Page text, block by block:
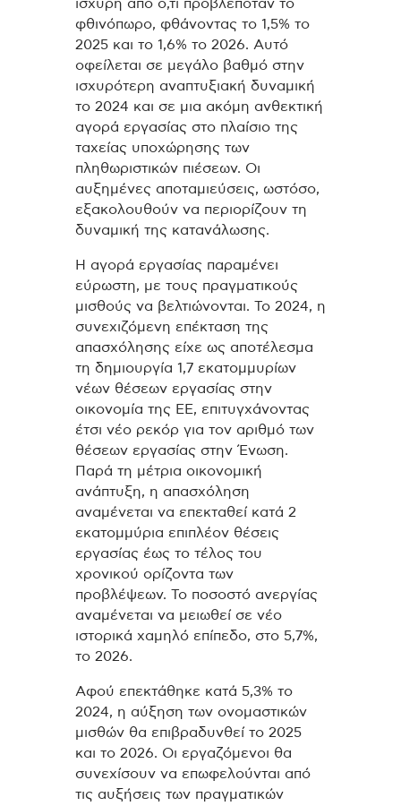
ισχυρή από ό,τι προβλεπόταν το
φθινόπωρο, φθάνοντας το 1,5% το
2025 και το 1,6% το 2026. Αυτό
οφείλεται σε μεγάλο βαθμό στην
ισχυρότερη αναπτυξιακή δυναμική
το 2024 και σε μια ακόμη ανθεκτική
αγορά εργασίας στο πλαίσιο της
ταχείας υποχώρησης των
πληθωριστικών πιέσεων. Οι
αυξημένες αποταμιεύσεις, ωστόσο,
εξακολουθούν να περιορίζουν τη
δυναμική της κατανάλωσης.
Η αγορά εργασίας παραμένει
εύρωστη, με τους πραγματικούς
μισθούς να βελτιώνονται. Το 2024, η
συνεχιζόμενη επέκταση της
απασχόλησης είχε ως αποτέλεσμα
τη δημιουργία 1,7 εκατομμυρίων
νέων θέσεων εργασίας στην
οικονομία της ΕΕ, επιτυγχάνοντας
έτσι νέο ρεκόρ για τον αριθμό των
θέσεων εργασίας στην Ένωση.
Παρά τη μέτρια οικονομική
ανάπτυξη, η απασχόληση
αναμένεται να επεκταθεί κατά 2
εκατομμύρια επιπλέον θέσεις
εργασίας έως το τέλος του
χρονικού ορίζοντα των
προβλέψεων. Το ποσοστό ανεργίας
αναμένεται να μειωθεί σε νέο
ιστορικά χαμηλό επίπεδο, στο 5,7%,
το 2026.
Αφού επεκτάθηκε κατά 5,3% το
2024, η αύξηση των ονομαστικών
μισθών θα επιβραδυνθεί το 2025
και το 2026. Οι εργαζόμενοι θα
συνεχίσουν να επωφελούνται από
τις αυξήσεις των πραγματικών